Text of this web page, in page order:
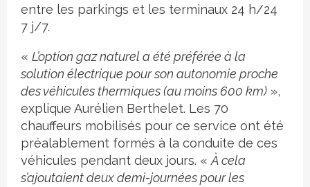
entre les parkings et les terminaux 24 h/24
7 j/7.
« L’option gaz naturel a été préférée à la
solution électrique pour son autonomie proche
des véhicules thermiques (au moins 600 km) »,
explique Aurélien Berthelet. Les 70
chauffeurs mobilisés pour ce service ont été
préalablement formés à la conduite de ces
véhicules pendant deux jours. « À cela
s’ajoutaient deux demi-journées pour les